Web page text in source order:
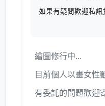
如果有疑問歡迎私訊
繪圖修行中...
目前個人以畫女性
有委託的問題歡迎